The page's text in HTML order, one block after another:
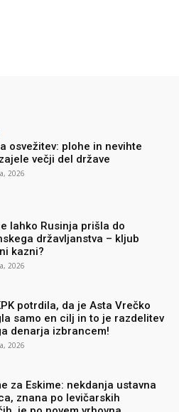
osvežitev: plohe in nevihte
večji del države
2026
lahko Rusinja prišla do
državljanstva – kljub
kazni?
2026
potrdila, da je Asta Vrečko
samo en cilj in to je razdelitev
denarja izbrancem!
2026
za Eskime: nekdanja ustavna
znana po levičarskih